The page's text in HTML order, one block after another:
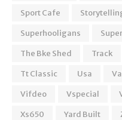
Sport Cafe
Superhooligans
The Bke Shed
Track
Tt Classic
Usa
Vifdeo
Vspecial
Xs650
Yard Built